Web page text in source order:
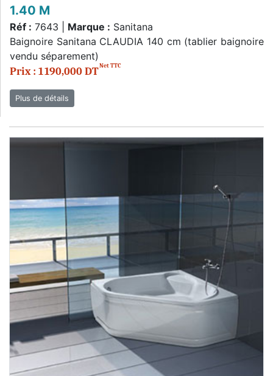
1.40 M
Réf : 7643 | Marque : Sanitana
Baignoire Sanitana CLAUDIA 140 cm (tablier baignoire
vendu séparement)
Prix : 1 190,000 DTNet TTC
Plus de détails